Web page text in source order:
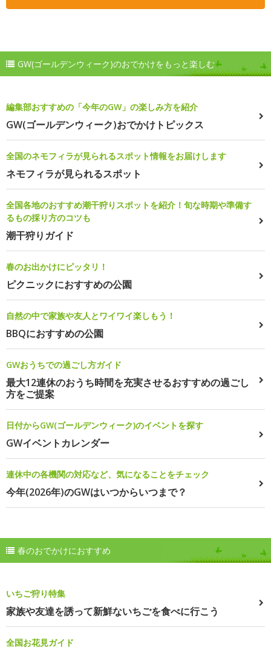
GW(ゴールデンウィーク)のおでかけをもっと楽しむ
編集部おすすめの「今年のGW」の楽しみ方を紹介
GW(ゴールデンウィーク)おでかけトピックス
全国のネモフィラが見られるスポット情報をお届けします
ネモフィラが見られるスポット
全国各地のおすすめ潮干狩りスポットを紹介！旬な時期や準備す
るもの採り方のコツも
潮干狩りガイド
春のお出かけにピッタリ！
ピクニックにおすすめの公園
自然の中で家族や友人とワイワイ楽しもう！
BBQにおすすめの公園
GWおうちでの過ごし方ガイド
最大12連休のおうち時間を充実させるおすすめの過ごし
方をご提案
日付からGW(ゴールデンウィーク)のイベントを探す
GWイベントカレンダー
連休中の各機関の対応など、気になることをチェック
今年(2026年)のGWはいつからいつまで？
春のおでかけにおすすめ
いちご狩り特集
家族や友達を誘って新鮮ないちごを食べに行こう
全国お花見ガイド